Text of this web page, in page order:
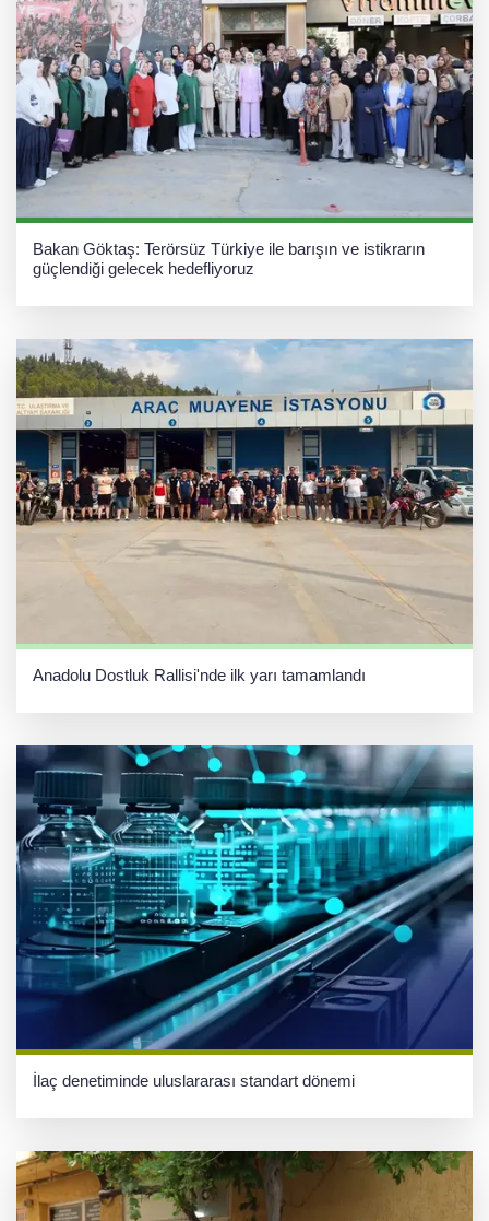
Bakan Göktaş: Terörsüz Türkiye ile barışın ve istikrarın
güçlendiği gelecek hedefliyoruz
Anadolu Dostluk Rallisi'nde ilk yarı tamamlandı
İlaç denetiminde uluslararası standart dönemi